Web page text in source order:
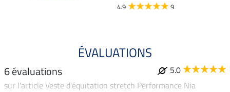
4.9 9
ÉVALUATIONS
6 évaluations
5.0
sur l'article Veste d'équitation stretch Performance Nia